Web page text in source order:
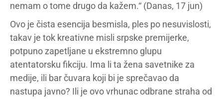
nemam o tome drugo da kažem.“ (Danas, 17 jun)
Ovo je čista esencija besmisla, ples po nesuvislosti,
takav je tok kreativne misli srpske premijerke,
potpuno zapetljane u ekstremno glupu
atentatorsku fikciju. Ima li ta žena savetnike za
medije, ili bar čuvara koji bi je sprečavao da
nastupa javno? Ili je ovo vrhunac odbrane straha od